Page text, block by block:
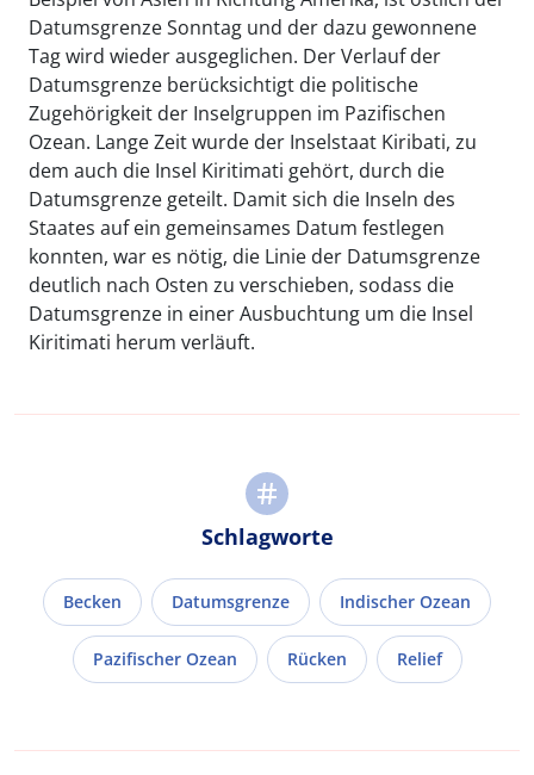
Datumsgrenze Sonntag und der dazu gewonnene
Tag wird wieder ausgeglichen. Der Verlauf der
Datumsgrenze berücksichtigt die politische
Zugehörigkeit der Inselgruppen im Pazifischen
Ozean. Lange Zeit wurde der Inselstaat Kiribati, zu
dem auch die Insel Kiritimati gehört, durch die
Datumsgrenze geteilt. Damit sich die Inseln des
Staates auf ein gemeinsames Datum festlegen
konnten, war es nötig, die Linie der Datumsgrenze
deutlich nach Osten zu verschieben, sodass die
Datumsgrenze in einer Ausbuchtung um die Insel
Kiritimati herum verläuft.
Schlagworte
Becken Datumsgrenze Indischer Ozean
Pazifischer Ozean Rücken Relief